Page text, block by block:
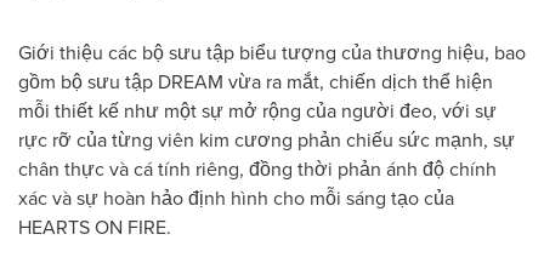
Giới thiệu các bộ sưu tập biểu tượng của thương hiệu, bao
gồm bộ sưu tập DREAM vừa ra mắt, chiến dịch thể hiện
mỗi thiết kế như một sự mở rộng của người đeo, với sự
rực rỡ của từng viên kim cương phản chiếu sức mạnh, sự
chân thực và cá tính riêng, đồng thời phản ánh độ chính
xác và sự hoàn hảo định hình cho mỗi sáng tạo của
HEARTS ON FIRE.